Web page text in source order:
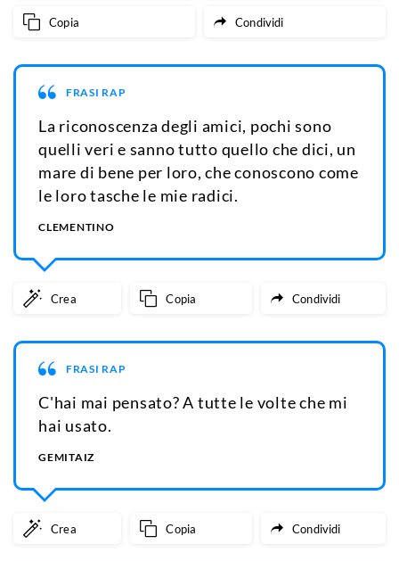
Copia Condividi
FRASI RAP
La riconoscenza degli amici, pochi sono
quelli veri e sanno tutto quello che dici, un
mare di bene per loro, che conoscono come
le loro tasche le mie radici.
CLEMENTINO
Crea Copia Condividi
FRASI RAP
C'hai mai pensato? A tutte le volte che mi
hai usato.
GEMITAIZ
Crea Copia Condividi